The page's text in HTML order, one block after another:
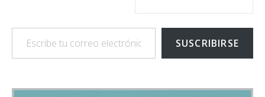
Escribe tu correo electrónico…
SUSCRIBIRSE